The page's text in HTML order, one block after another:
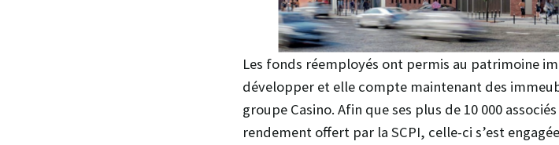
Les fonds réemployés ont permis au patrimoine
développer et elle compte maintenant des
groupe Casino. Afin que ses plus de 10 000
rendement offert par la SCPI, celle-ci s’est